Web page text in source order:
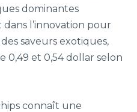
dominantes
dans l’innovation pour
saveurs exotiques,
0,49 et 0,54 dollar selon
connaît une